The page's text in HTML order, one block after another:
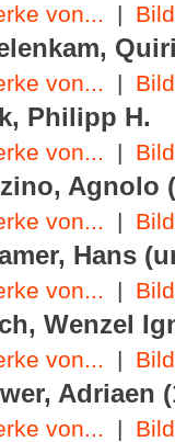
von... |
von... |
Philipp H.
von... |
Agnolo
von... |
Hans
von... |
Wenzel
von... |
Adriaen
von... |